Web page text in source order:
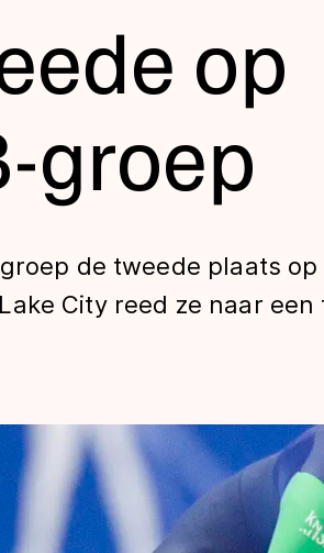
op
groep
de tweede plaats op
City reed ze naar een